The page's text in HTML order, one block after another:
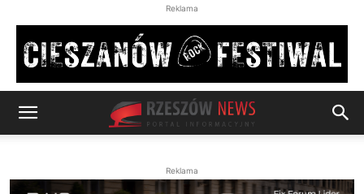
Reklama
Reklama